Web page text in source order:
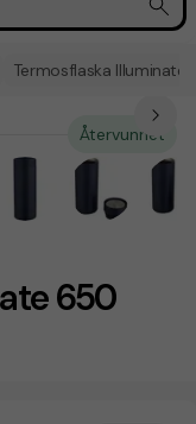
Termosflaska
650
Återvunnet